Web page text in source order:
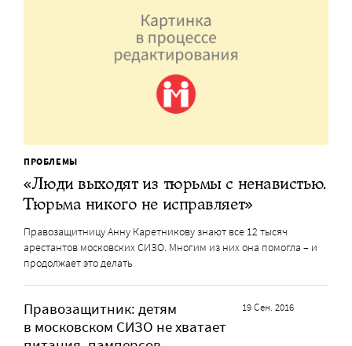
ПРОБЛЕМЫ
«Люди выходят из тюрьмы с ненавистью.
Тюрьма никого не исправляет»
Правозащитницу Анну Каретникову знают все 12 тысяч
арестантов московских СИЗО. Многим из них она помогла – и
продолжает это делать
Правозащитник: детям
в московском СИЗО не хватает
19 Сен. 2016